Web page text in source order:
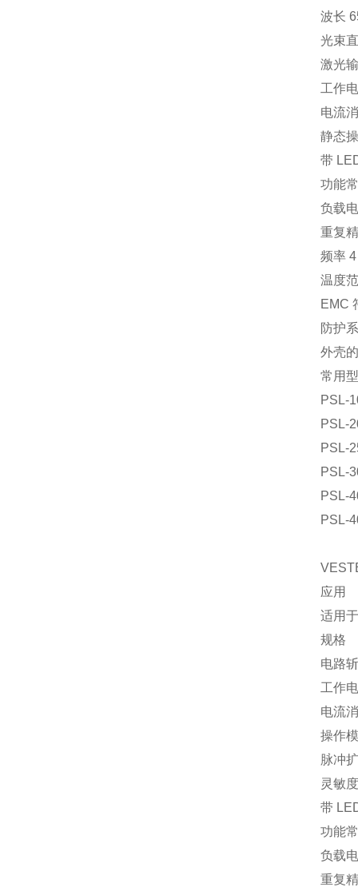
波长
光束
激光
工作
电流
静态
带
功能
负载
重复
频率
温度
EMC
防护
外壳
常用
PSL-
PSL-
PSL-
PSL-
PSL-
PSL-
应用
适用
规格
电路
工作
电流
操作
脉冲
灵敏
带
功能
负载
重复